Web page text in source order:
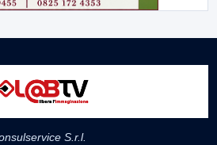
S.r.l.